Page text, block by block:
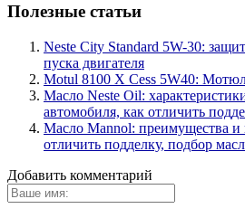
Полезные статьи
Neste City Standard 5W-30:
пуска двигателя
Motul 8100 X Cess 5W40:
Масло Neste Oil:
автомобиля, как отличить
Масло Mannol: преимущества и
отличить подделку, подбор
Добавить комментарий